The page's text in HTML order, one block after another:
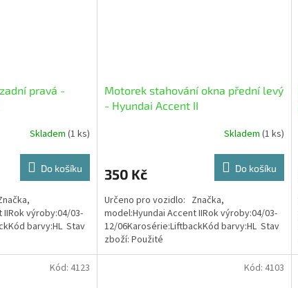
pravá -
Skladem (1 ks)
Do košíku
výroby:04/03-
barvy:HL Stav
Motorek stahování okna přední levý
- Hyundai Accent II
Skladem (1 ks)
350 Kč Do košíku
Určeno pro vozidlo: Značka,
model:Hyundai Accent IIRok výroby:04/03-
12/06Karosérie:LiftbackKód barvy:HL Stav
zboží: Použité
Kód: 4123 Kód: 4103